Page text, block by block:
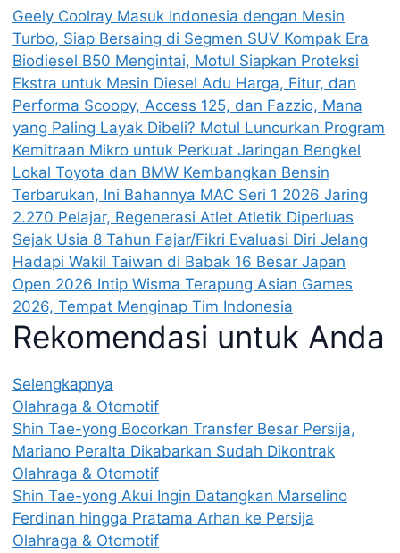
Geely Coolray Masuk Indonesia dengan Mesin
Turbo, Siap Bersaing di Segmen SUV Kompak Era
Biodiesel B50 Mengintai, Motul Siapkan Proteksi
Ekstra untuk Mesin Diesel Adu Harga, Fitur, dan
Performa Scoopy, Access 125, dan Fazzio, Mana
yang Paling Layak Dibeli? Motul Luncurkan Program
Kemitraan Mikro untuk Perkuat Jaringan Bengkel
Lokal Toyota dan BMW Kembangkan Bensin
Terbarukan, Ini Bahannya MAC Seri 1 2026 Jaring
2.270 Pelajar, Regenerasi Atlet Atletik Diperluas
Sejak Usia 8 Tahun Fajar/Fikri Evaluasi Diri Jelang
Hadapi Wakil Taiwan di Babak 16 Besar Japan
Open 2026 Intip Wisma Terapung Asian Games
2026, Tempat Menginap Tim Indonesia
Rekomendasi untuk Anda
Selengkapnya
Olahraga & Otomotif
Shin Tae-yong Bocorkan Transfer Besar Persija,
Mariano Peralta Dikabarkan Sudah Dikontrak
Olahraga & Otomotif
Shin Tae-yong Akui Ingin Datangkan Marselino
Ferdinan hingga Pratama Arhan ke Persija
Olahraga & Otomotif